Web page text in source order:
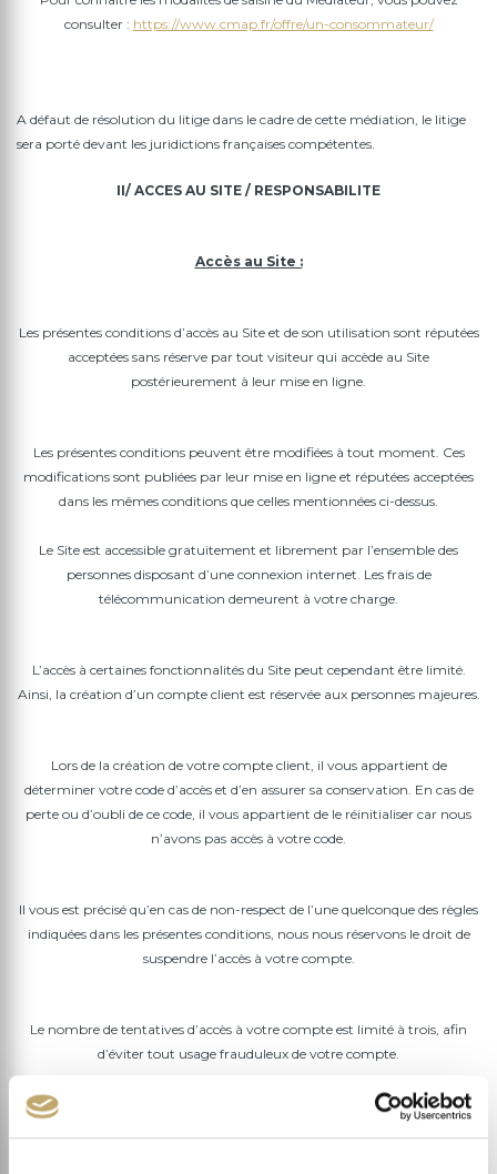
consulter : https://www.cmap.fr/offre/un-consommateur/
A défaut de résolution du litige dans le cadre de cette médiation, le litige
sera porté devant les juridictions françaises compétentes.
II/ ACCES AU SITE / RESPONSABILITE
Accès au Site :
Les présentes conditions d’accès au Site et de son utilisation sont réputées
acceptées sans réserve par tout visiteur qui accède au Site
postérieurement à leur mise en ligne.
Les présentes conditions peuvent être modifiées à tout moment. Ces
modifications sont publiées par leur mise en ligne et réputées acceptées
dans les mêmes conditions que celles mentionnées ci-dessus.
Le Site est accessible gratuitement et librement par l’ensemble des
personnes disposant d’une connexion internet. Les frais de
télécommunication demeurent à votre charge.
L’accès à certaines fonctionnalités du Site peut cependant être limité.
Ainsi, la création d’un compte client est réservée aux personnes majeures.
Lors de la création de votre compte client, il vous appartient de
déterminer votre code d’accès et d’en assurer sa conservation. En cas de
perte ou d’oubli de ce code, il vous appartient de le réinitialiser car nous
n’avons pas accès à votre code.
Il vous est précisé qu’en cas de non-respect de l’une quelconque des règles
indiquées dans les présentes conditions, nous nous réservons le droit de
suspendre l’accès à votre compte.
Le nombre de tentatives d’accès à votre compte est limité à trois, afin
d’éviter tout usage frauduleux de votre compte.